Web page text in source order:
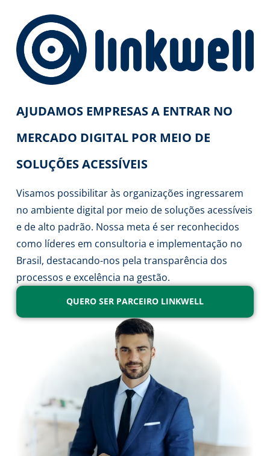
AJUDAMOS EMPRESAS A ENTRAR NO
MERCADO DIGITAL POR MEIO DE
SOLUÇÕES ACESSÍVEIS
Visamos possibilitar às organizações ingressarem
no ambiente digital por meio de soluções acessíveis
e de alto padrão. Nossa meta é ser reconhecidos
como líderes em consultoria e implementação no
Brasil, destacando-nos pela transparência dos
processos e excelência na gestão.
QUERO SER PARCEIRO LINKWELL